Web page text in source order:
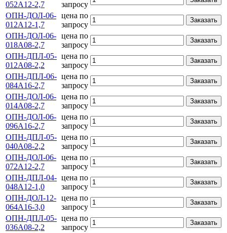
052А12-2,7 запросу
ОПН-ДОЛ-06-
012А12-1,7
цена по
запросу
Заказать
ОПН-ДОЛ-06-
018А08-2,7
цена по
запросу
Заказать
ОПН-ДПЛ-05-
012А08-2,2
цена по
запросу
Заказать
ОПН-ДПЛ-06-
084А16-2,7
цена по
запросу
Заказать
ОПН-ДОЛ-06-
014А08-2,7
цена по
запросу
Заказать
ОПН-ДОЛ-06-
096А16-2,7
цена по
запросу
Заказать
ОПН-ДПЛ-05-
040А08-2,2
цена по
запросу
Заказать
ОПН-ДОЛ-06-
072А12-2,7
цена по
запросу
Заказать
ОПН-ДПЛ-04-
048А12-1,0
цена по
запросу
Заказать
ОПН-ДОЛ-12-
064А16-3,0
цена по
запросу
Заказать
ОПН-ДПЛ-05-
036А08-2,2
цена по
запросу
Заказать